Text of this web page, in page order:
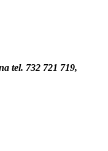
tel. 732 721 719,